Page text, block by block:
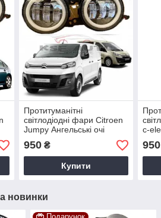
Протитуманітні
світлодіодні фари Citroen
Jumpy Ангельські очі
950₴
Купити
c-
950
новинки